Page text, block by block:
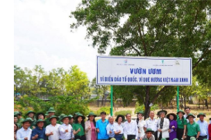
nước (30/4/1975 - 30/4/2026)